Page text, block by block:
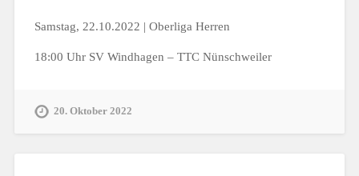
Samstag, 22.10.2022 | Oberliga Herren
18:00 Uhr SV Windhagen – TTC Nünschweiler
20. Oktober 2022